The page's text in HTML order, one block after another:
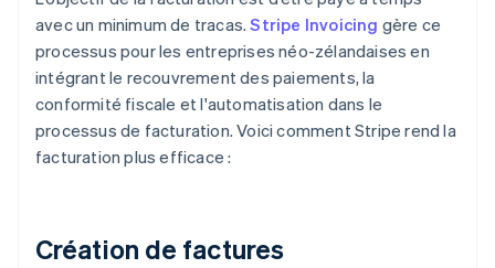
avec un minimum de tracas.Stripe Invoicing gère ce
processus pour les entreprises néo-zélandaises en
intégrant le recouvrement des paiements, la
conformité fiscale et l'automatisation dans le
processus de facturation. Voici comment Stripe rend la
facturation plus efficace :
Création de factures